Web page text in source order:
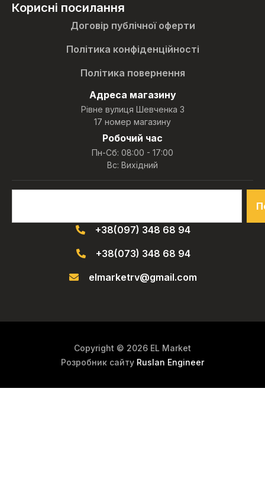
Корисні посилання
Договір публічної оферти
Політика конфіденційності
Політика повернення
Адреса магазину
Рівне вулиця Шевченка 3
17 номер магазину
Робочий час
Пн-Сб: 08:00 - 17:00
Вс: Вихідний
+38(097) 348 68 94
+38(073) 348 68 94
elmarketrv@gmail.com
Copyright © 2026 EL Market
Розробник сайту Ruslan Engineer